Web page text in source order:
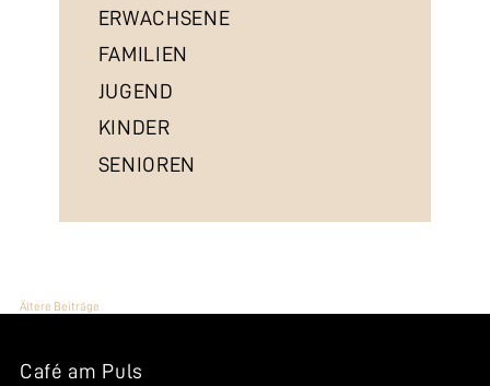
ERWACHSENE
FAMILIEN
JUGEND
KINDER
SENIOREN
BEITRAGSNAVIGATION
Ältere Beiträge
Café am Puls